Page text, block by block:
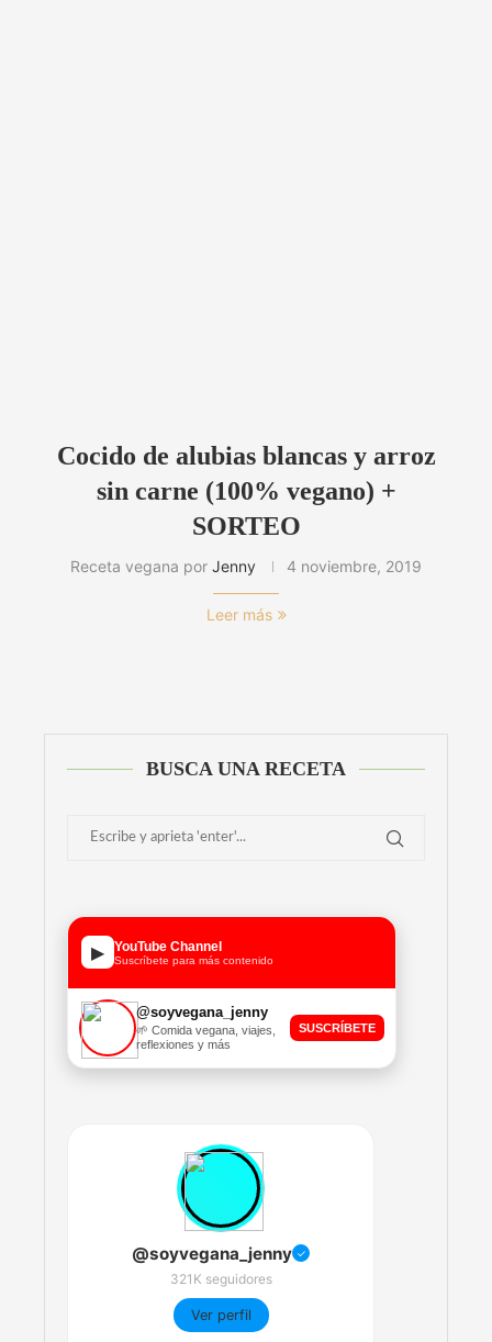
Cocido de alubias blancas y arroz
sin carne (100% vegano) +
SORTEO
Receta vegana por Jenny 4 noviembre, 2019
Leer más
BUSCA UNA RECETA
▶ YouTube Channel
Suscríbete para más contenido
@soyvegana_jenny
🌱 Comida vegana, viajes,
reflexiones y más
SUSCRÍBETE
@soyvegana_jenny ✓
321K seguidores
Ver perfil